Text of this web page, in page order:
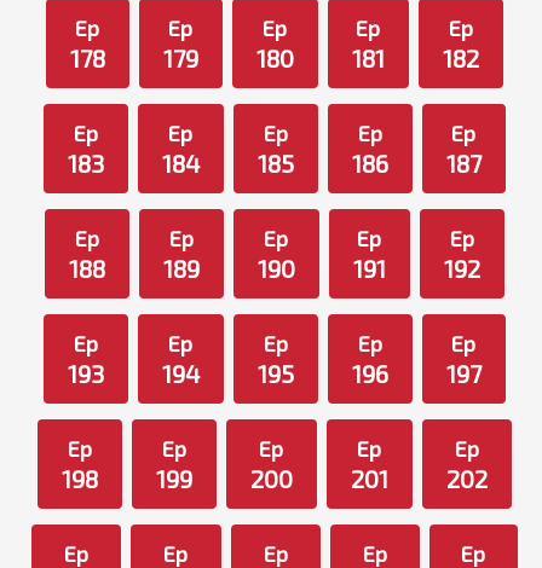
Ep
178
Ep
179
Ep
180
Ep
181
Ep
182
Ep
183
Ep
184
Ep
185
Ep
186
Ep
187
Ep
188
Ep
189
Ep
190
Ep
191
Ep
192
Ep
193
Ep
194
Ep
195
Ep
196
Ep
197
Ep
198
Ep
199
Ep
200
Ep
201
Ep
202
Ep Ep Ep Ep Ep